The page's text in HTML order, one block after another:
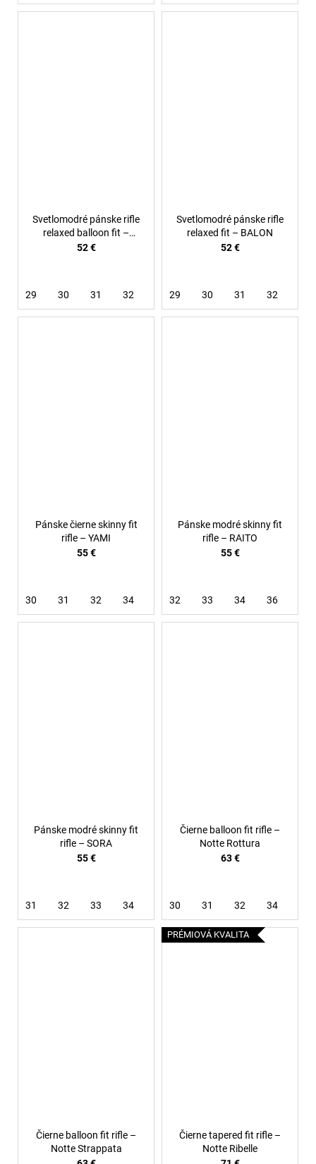
Svetlomodré pánske rifle
relaxed balloon fit –
Glacier
52 €
29 30 31 32
Svetlomodré pánske rifle
relaxed fit – BALON
52 €
29 30 31 32
Pánske čierne skinny fit
rifle – YAMI
55 €
30 31 32 34
Pánske modré skinny fit
rifle – RAITO
55 €
32 33 34 36
Pánske modré skinny fit
rifle – SORA
55 €
31 32 33 34
Čierne balloon fit rifle –
Notte Rottura
63 €
30 31 32 34
Čierne balloon fit rifle –
Notte Strappata
PRÉMIOVÁ KVALITA
Čierne tapered fit rifle –
Notte Ribelle